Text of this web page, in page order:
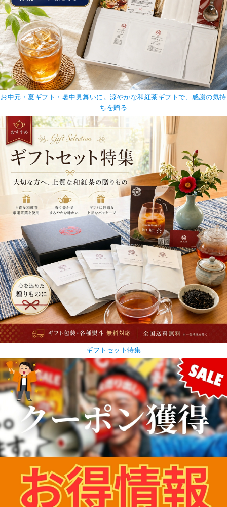
お中元・夏ギフト・暑中見舞いに。涼やかな和紅茶ギフトで、感謝の気持
ちを贈る
ギフトセット特集